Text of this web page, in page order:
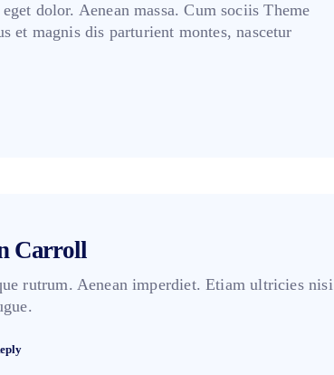
dolor. Aenean massa. Cum sociis Theme
et magnis dis parturient montes, nascetur
Carroll
rutrum. Aenean imperdiet. Etiam ultricies nisi